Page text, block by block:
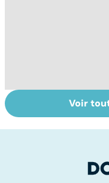
Automutilation :
des ados en
Voir